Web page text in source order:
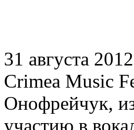
31 августа
Crimea Music
Онофрейчук,
участию в